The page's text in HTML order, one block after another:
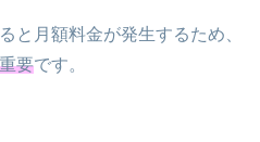
と月額料金が発生するため、
要です。